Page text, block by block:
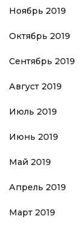
Ноябрь 2019
Октябрь 2019
Сентябрь 2019
Август 2019
Июль 2019
Июнь 2019
Май 2019
Апрель 2019
Март 2019